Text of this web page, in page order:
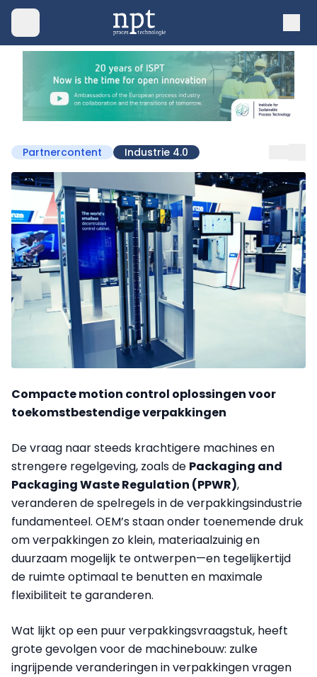
Partnercontent Industrie 4.0
Compacte motion control oplossingen voor
toekomstbestendige verpakkingen
De vraag naar steeds krachtigere machines en
strengere regelgeving, zoals de Packaging and
Packaging Waste Regulation (PPWR),
veranderen de spelregels in de verpakkingsindustrie
fundamenteel. OEM’s staan onder toenemende druk
om verpakkingen zo klein, materiaalzuinig en
duurzaam mogelijk te ontwerpen—en tegelijkertijd
de ruimte optimaal te benutten en maximale
flexibiliteit te garanderen.
Wat lijkt op een puur verpakkingsvraagstuk, heeft
grote gevolgen voor de machinebouw: zulke
ingrijpende veranderingen in verpakkingen vragen